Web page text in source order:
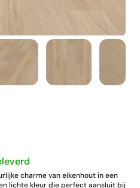
charme van eikenhout in een
lichte kleur die perfect aansluit bij